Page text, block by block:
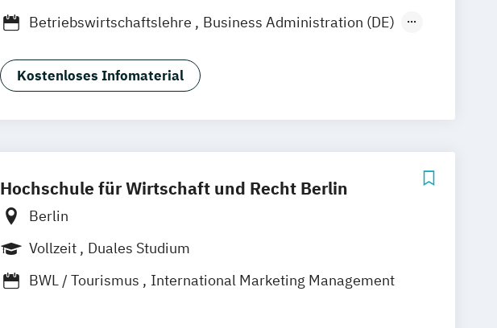
Betriebswirtschaftslehre
Business Administration (DE)
Business Innovation & Entrepreneurship
International Business Administration (EN)
Sustainability and Management (DE/EN)
Kostenloses Infomaterial
Hochschule für Wirtschaft und Recht Berlin
Berlin
Vollzeit
Duales Studium
BWL / Tourismus
International Marketing Management